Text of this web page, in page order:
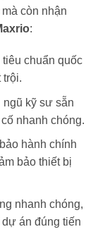
còn nhận
:
chuẩn quốc
trội.
ngũ kỹ sư sẵn
nhanh chóng.
hành chính
bảo thiết bị
nhanh chóng,
án đúng tiến